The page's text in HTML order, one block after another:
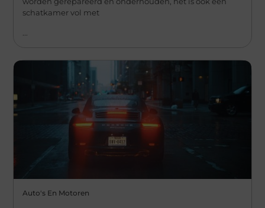
schatkamer vol met
Auto's En Motoren